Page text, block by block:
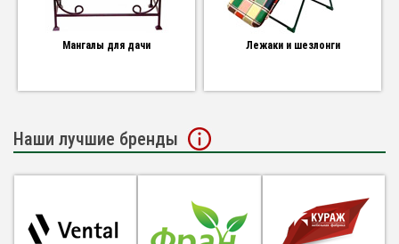
Мангалы для дачи Лежаки и шезлонги
Наши лучшие бренды